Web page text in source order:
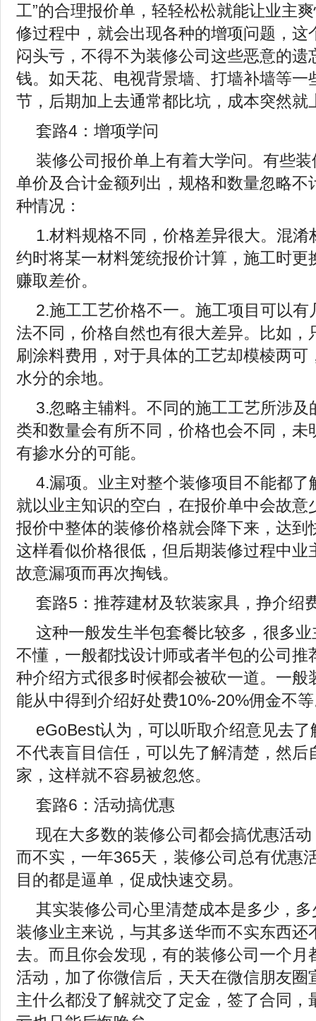
工”的合理报价单，轻轻松松就能让业主
修过程中，就会出现各种的增项问题，这
闷头亏，不得不为装修公司这些恶意的遗
钱。如天花、电视背景墙、打墙补墙等一
节，后期加上去通常都比坑，成本突然就
套路4：增项学问
装修公司报价单上有着大学问。有些
单价及合计金额列出，规格和数量忽略不
种情况：
1.材料规格不同，价格差异很大。混淆
约时将某一材料笼统报价计算，施工时更
赚取差价。
2.施工工艺价格不一。施工项目可以有
法不同，价格自然也有很大差异。比如，
刷涂料费用，对于具体的工艺却模棱两可
水分的余地。
3.忽略主辅料。不同的施工工艺所涉及
类和数量会有所不同，价格也会不同，未
有掺水分的可能。
4.漏项。业主对整个装修项目不能都了
就以业主知识的空白，在报价单中会故意
报价中整体的装修价格就会降下来，达到
这样看似价格很低，但后期装修过程中业
故意漏项而再次掏钱。
套路5：推荐建材及软装家具，挣介绍
这种一般发生半包套餐比较多，很多
不懂，一般都找设计师或者半包的公司推
种介绍方式很多时候都会被砍一道。一般
能从中得到介绍好处费10%-20%佣金不
eGoBest认为，可以听取介绍意见去
不代表盲目信任，可以先了解清楚，然后
家，这样就不容易被忽悠。
套路6：活动搞优惠
现在大多数的装修公司都会搞优惠活
而不实，一年365天，装修公司总有优惠
目的都是逼单，促成快速交易。
其实装修公司心里清楚成本是多少，
装修业主来说，与其多送华而不实东西还
去。而且你会发现，有的装修公司一个月
活动，加了你微信后，天天在微信朋友圈
主什么都没了解就交了定金，签了合同，